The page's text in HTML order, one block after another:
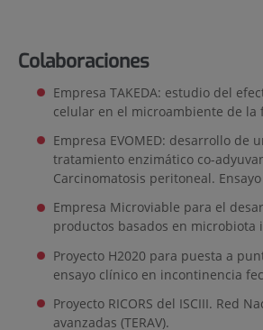
Colaboraciones
Empresa TAKEDA: estudio del
celular en el microambiente de la
Empresa EVOMED: desarrollo de
tratamiento enzimático co-
Carcinomatosis peritoneal.
Empresa Microviable para el
productos basados en microbiota
Proyecto H2020 para puesta a
ensayo clínico en incontinencia
Proyecto RICORS del ISCIII. Red
avanzadas (TERAV).